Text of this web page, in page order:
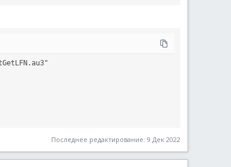
Последнее редактирование: 9 Дек 2022